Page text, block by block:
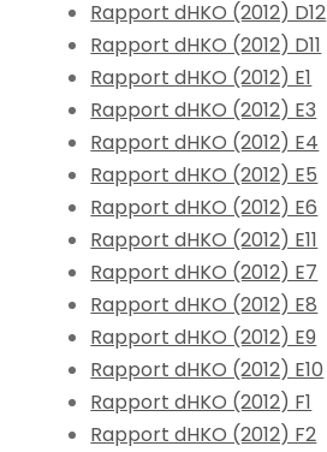
Rapport dHKO (2012) D12
Rapport dHKO (2012) D11
Rapport dHKO (2012) E1
Rapport dHKO (2012) E3
Rapport dHKO (2012) E4
Rapport dHKO (2012) E5
Rapport dHKO (2012) E6
Rapport dHKO (2012) E11
Rapport dHKO (2012) E7
Rapport dHKO (2012) E8
Rapport dHKO (2012) E9
Rapport dHKO (2012) E10
Rapport dHKO (2012) F1
Rapport dHKO (2012) F2